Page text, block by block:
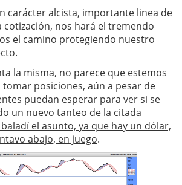
carácter alcista, importante linea de
cotización, nos hará el tremendo
el camino protegiendo nuestro
la misma, no parece que estemos
posiciones, aún a pesar de
puedan esperar para ver si se
un nuevo tanteo de la citada
el asunto, ya que hay un dólar,
abajo, en juego.